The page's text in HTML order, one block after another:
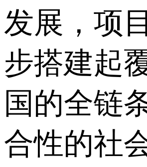
发展，项
步搭建起
国的全链
合性的社